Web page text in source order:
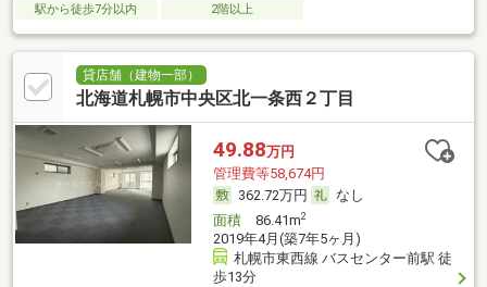
駅から徒歩7分以内 2階以上
貸店舗（建物一部）
北海道札幌市中央区北一条西２丁目
49.88万円
管理費等58,674円
362.72万円
なし
面積86.41m2
2019年4月(築7年5ヶ月)
札幌市東西線 バスセンター前駅 徒
歩13分